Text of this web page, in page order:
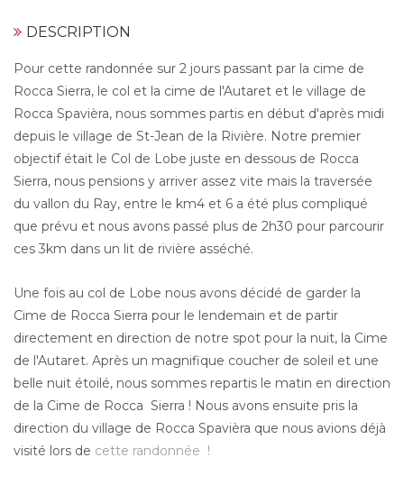
DESCRIPTION
Pour cette randonnée sur 2 jours passant par la cime de
Rocca Sierra, le col et la cime de l'Autaret et le village de
Rocca Spavièra, nous sommes partis en début d'après midi
depuis le village de St-Jean de la Rivière. Notre premier
objectif était le Col de Lobe juste en dessous de Rocca
Sierra, nous pensions y arriver assez vite mais la traversée
du vallon du Ray, entre le km4 et 6 a été plus compliqué
que prévu et nous avons passé plus de 2h30 pour parcourir
ces 3km dans un lit de rivière asséché.
Une fois au col de Lobe nous avons décidé de garder la
Cime de Rocca Sierra pour le lendemain et de partir
directement en direction de notre spot pour la nuit, la Cime
de l'Autaret. Après un magnifique coucher de soleil et une
belle nuit étoilé, nous sommes repartis le matin en direction
de la Cime de Rocca Sierra ! Nous avons ensuite pris la
direction du village de Rocca Spavièra que nous avions déjà
visité lors de cette randonnée !